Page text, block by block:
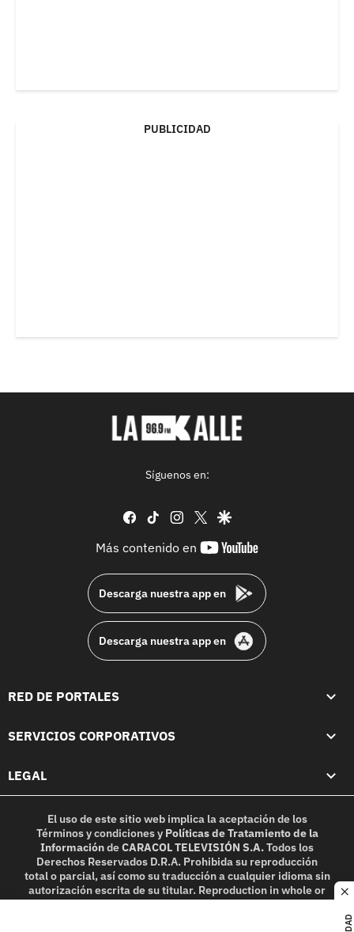
PUBLICIDAD
Síguenos en:
facebook
tiktok instagram
twittergoogle
Más contenido en
youtube-
Descarga nuestra app en
Descarga nuestra app en
RED DE PORTALES
SERVICIOS CORPORATIVOS
LEGAL
El uso de este sitio web implica la aceptación de los
Términos y condicionesy Políticas de Tratamiento de la
InformacióndeCARACOL TELEVISIÓN S.A.Todos los
Derechos Reservados D.R.A. Prohibida su reproducción
total o parcial, así como su traducción a cualquier idioma sin
autorización escrita de su titular. Reproduction in whole or
in part, or translation without written permission is